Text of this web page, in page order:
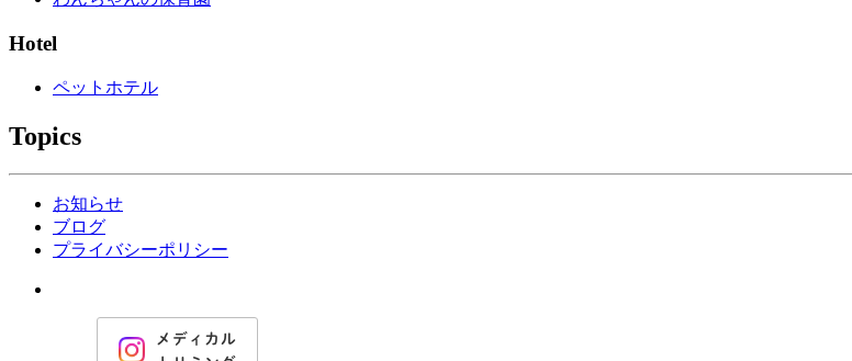
Hotel
ペットホテル
Topics
お知らせ
ブログ
プライバシーポリシー